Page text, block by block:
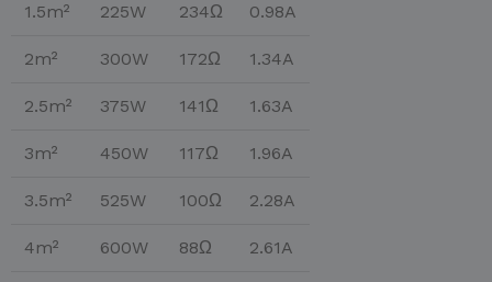
1.5m² 225W 234Ω 0.98A
2m² 300W 172Ω 1.34A
2.5m² 375W 141Ω 1.63A
3m² 450W 117Ω 1.96A
3.5m² 525W 100Ω 2.28A
4m² 600W 88Ω 2.61A